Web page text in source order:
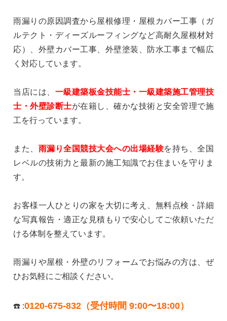
雨漏りの原因調査から屋根修理・屋根カバー工事（ガ
ルテクト・ディーズルーフィングなど高耐久屋根材対
応）、外壁カバー工事、外壁塗装、防水工事まで幅広
く対応しています。
当店には、 一級建築板金技能士・一級建築施工管理技
士・外壁診断士が在籍し、確かな技術と安全管理で施
工を行っています。
また、 雨漏り全国競技大会への出場経験を持ち、全国
レベルの技術力と最新の施工知識でお住まいを守りま
す。
お客様一人ひとりの家を大切に考え、無料点検・詳細
な写真報告・適正な見積もりで安心してご依頼いただ
ける体制を整えています。
雨漏りや屋根・外壁のリフォームでお悩みの方は、ぜ
ひお気軽にご相談ください。
☎️ :0120-675-832（受付時間 9:00〜18:00）